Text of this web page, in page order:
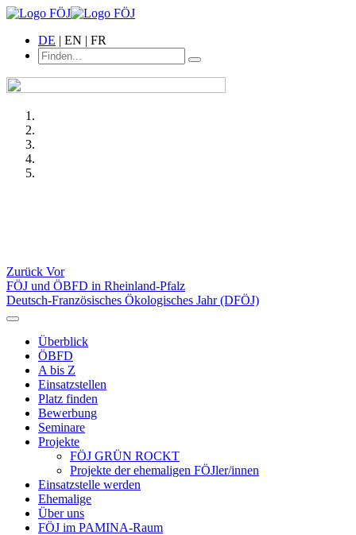
DE | EN | FR
Zurück Vor
FÖJ und ÖBFD in Rheinland-Pfalz
Deutsch-Französisches Ökologisches Jahr (DFÖJ)
Überblick
ÖBFD
A bis Z
Einsatzstellen
Platz finden
Bewerbung
Seminare
Projekte
FÖJ GRÜN ROCKT
Projekte der ehemaligen FÖJler/innen
Einsatzstelle werden
Ehemalige
Über uns
FÖJ im PAMINA-Raum